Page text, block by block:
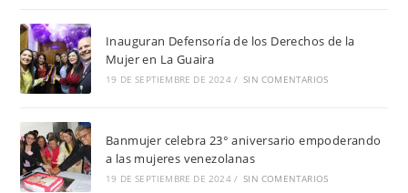
Inauguran Defensoría de los Derechos de la
Mujer en La Guaira
19 DE SEPTIEMBRE DE 2024 / SIN COMENTARIOS
Banmujer celebra 23° aniversario empoderando
a las mujeres venezolanas
19 DE SEPTIEMBRE DE 2024 / SIN COMENTARIOS